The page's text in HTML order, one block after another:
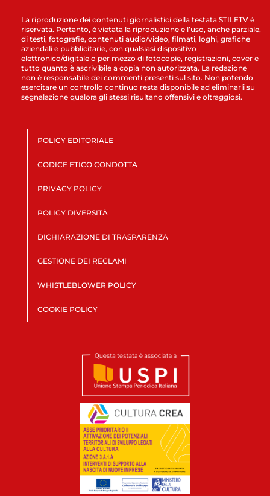
La riproduzione dei contenuti giornalistici della testata STILETV è
riservata. Pertanto, è vietata la riproduzione e l’uso, anche parziale,
di testi, fotografie, contenuti audio/video, filmati, loghi, grafiche
aziendali e pubblicitarie, con qualsiasi dispositivo
elettronico/digitale o per mezzo di fotocopie, registrazioni, cover e
tutto quanto è ascrivibile a copia non autorizzata. La redazione
non è responsabile dei commenti presenti sul sito. Non potendo
esercitare un controllo continuo resta disponibile ad eliminarli su
segnalazione qualora gli stessi risultano offensivi e oltraggiosi.
POLICY EDITORIALE
CODICE ETICO CONDOTTA
PRIVACY POLICY
POLICY DIVERSITÀ
DICHIARAZIONE DI TRASPARENZA
GESTIONE DEI RECLAMI
WHISTLEBLOWER POLICY
COOKIE POLICY